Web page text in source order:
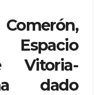
Espacio
Vitoria-
dado